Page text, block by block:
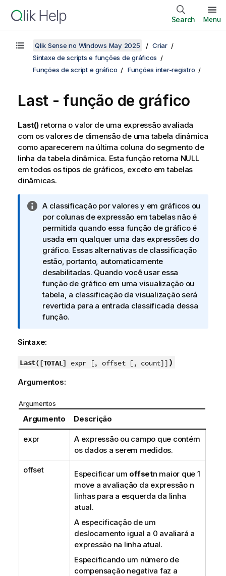
Search Menu
Qlik Sense no Windows May 2025
Criar
Sintaxe de scripts e funções de gráficos
Funções de script e gráfico
Funções inter-registro
Last - função de gráfico
Last()retorna o valor de uma expressão avaliada
com os valores de dimensão de uma tabela dinâmica
como aparecerem na última coluna do segmento de
linha da tabela dinâmica. Esta função retorna NULL
em todos os tipos de gráficos, exceto em tabelas
dinâmicas.
N
o
t
a
i
n
f
o
r
m
a
i
a
A classificação por valores y em gráficos ou
por colunas de expressão em tabelas não é
permitida quando essa função de gráfico é
usada em qualquer uma das expressões do
gráfico. Essas alternativas de classificação
estão, portanto, automaticamente
desabilitadas. Quando você usar essa
função de gráfico em uma visualização ou
tabela, a classificação da visualização será
revertida para a entrada classificada dessa
função.
Sintaxe:
Last([TOTAL] expr [, offset [, count]] )
Argumentos:
Argumentos
Argumento Descrição
expr
A expressão ou campo que contém
os dados a serem medidos.
offset Especificar um offsetn maior que 1
move a avaliação da expressão n
linhas para a esquerda da linha
atual.
A especificação de um
deslocamento igual a 0 avaliará a
expressão na linha atual.
Especificando um número de
compensação negativa faz a